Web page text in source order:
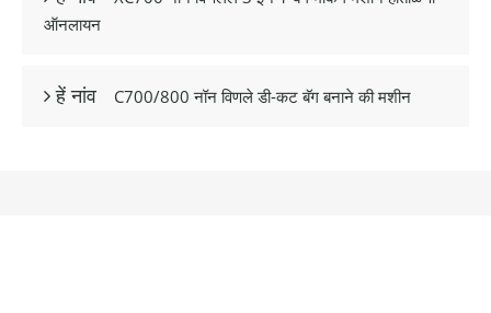
ऑनलायन
 हें नांव C700/800 नॉन विणले डी-कट बॅग बनाने की मशीन